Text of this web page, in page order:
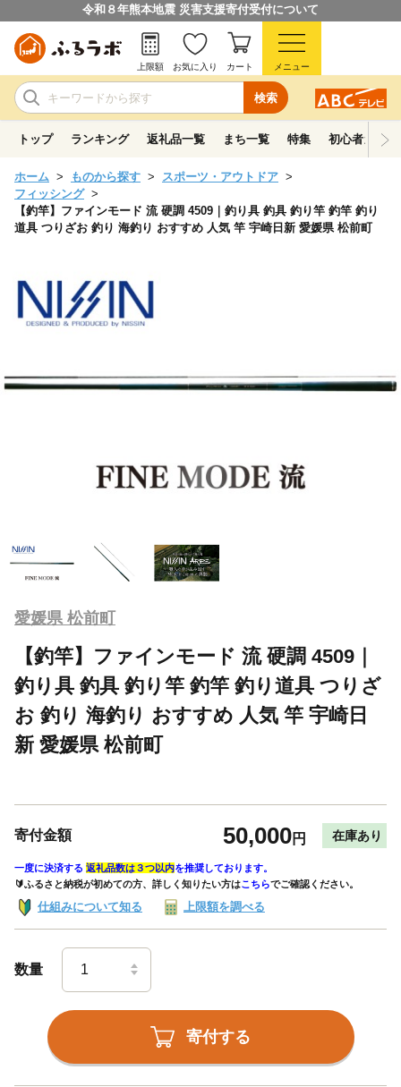
令和８年熊本地震 災害支援寄付受付について
検索
上限額 お気に入り カート メニュー
トップ ランキング 返礼品一覧 まち一覧 特集 初心者ガイド
ホーム ものから探す
スポーツ・アウトドア
フィッシング
【釣竿】ファインモード 流 硬調 4509｜釣り具 釣具 釣り竿 釣竿 釣り
道具 つりざお 釣り 海釣り おすすめ 人気 竿 宇崎日新 愛媛県 松前町
愛媛県 松前町
【釣竿】ファインモード 流 硬調 4509｜
釣り具 釣具 釣り竿 釣竿 釣り道具 つりざ
お 釣り 海釣り おすすめ 人気 竿 宇崎日
新 愛媛県 松前町
寄付金額 50,000円 在庫あり
一度に決済する 返礼品数は３つ以内を推奨しております。
🔰ふるさと納税が初めての方、詳しく知りたい方はこちらでご確認ください。
仕組みについて知る 上限額を調べる
数量
寄付する